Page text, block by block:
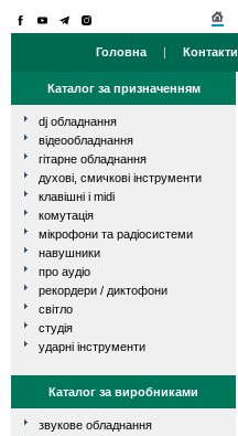
Головна | Контакти
Каталог за призначенням
dj обладнання
відеообладнання
гітарне обладнання
духові, смичкові інструменти
клавішні і midi
комутація
мікрофони та радіосистеми
навушники
про аудіо
рекордери / диктофони
світло
студія
ударні інструменти
Каталог за виробниками
звукове обладнання